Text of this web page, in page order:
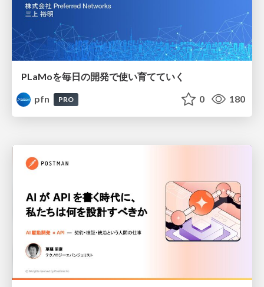
PLaMoを毎日の開発で使い育てていく
pfn
PRO 0 180